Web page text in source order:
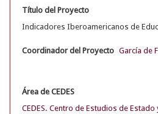
Título del Proyecto
Indicadores Iberoamericanos de
Coordinador del Proyecto García de
Área de CEDES
CEDES. Centro de Estudios de Estado